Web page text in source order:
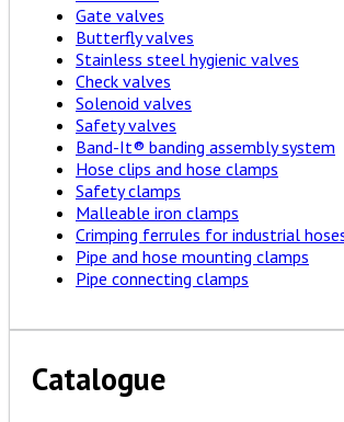
Gate valves
Butterfly valves
Stainless steel hygienic valves
Check valves
Solenoid valves
Safety valves
Band-It® banding assembly system
Hose clips and hose clamps
Safety clamps
Malleable iron clamps
Crimping ferrules for industrial
Pipe and hose mounting clamps
Pipe connecting clamps
Catalogue